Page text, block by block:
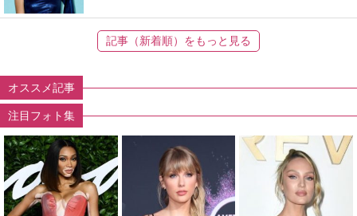
記事（新着順）をもっと見る
オススメ記事
注目フォト集